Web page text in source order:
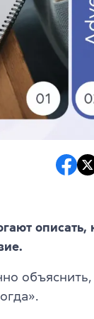
описать,
объяснить,